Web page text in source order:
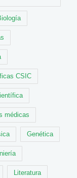
CSIC
médicas
Genética
Literatura